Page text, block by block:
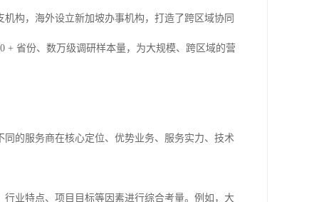
构，海外设立新加坡办事机构，打造了跨区域协同
+ 省份、数万级调研样本量，为大规模、跨区域的营
的服务商在核心定位、优势业务、服务实力、技术
业特点、项目目标等因素进行综合考量。例如，大